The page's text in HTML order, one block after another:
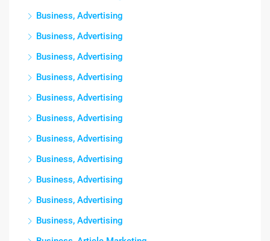
Business, Advertising
Business, Advertising
Business, Advertising
Business, Advertising
Business, Advertising
Business, Advertising
Business, Advertising
Business, Advertising
Business, Advertising
Business, Advertising
Business, Advertising